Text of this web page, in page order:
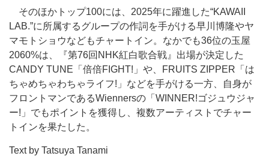
そのほかトップ100には、2025年に躍進した“KAWAII
LAB.”に所属するグループの作詞を手がける早川博隆やヤ
マモトショウなどもチャートイン。なかでも36位の玉屋
2060%は、『第76回NHK紅白歌合戦』出場が決定した
CANDY TUNE「倍倍FIGHT!」や、FRUITS ZIPPER「は
ちゃめちゃわちゃライフ!」などを手がける一方、自身が
フロントマンであるWiennersの「WINNER!ゴジュウジャ
ー!」でもポイントを獲得し、複数アーティストでチャー
トインを果たした。
Text by Tatsuya Tanami